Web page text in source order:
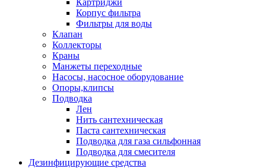
Корпус фильтра
Фильтры для воды
Клапан
Коллекторы
Краны
Манжеты переходные
Насосы, насосное оборудование
Опоры,клипсы
Подводка
Лен
Нить сантехническая
Паста сантехническая
Подводка для газа сильфонная
Подводка для смесителя
Дезинфицирующие средства